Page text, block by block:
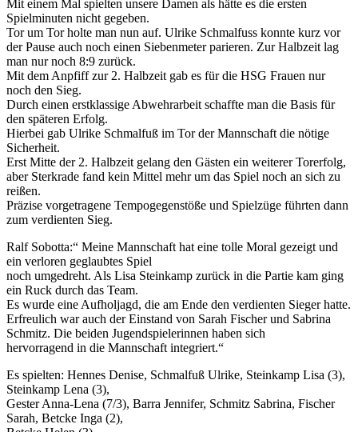
Mit einem Mal spielten unsere Damen als hätte es die ersten
Spielminuten nicht gegeben.
Tor um Tor holte man nun auf. Ulrike Schmalfuss konnte kurz vor
der Pause auch noch einen Siebenmeter parieren. Zur Halbzeit lag
man nur noch 8:9 zurück.
Mit dem Anpfiff zur 2. Halbzeit gab es für die HSG Frauen nur
noch den Sieg.
Durch einen erstklassige Abwehrarbeit schaffte man die Basis für
den späteren Erfolg.
Hierbei gab Ulrike Schmalfuß im Tor der Mannschaft die nötige
Sicherheit.
Erst Mitte der 2. Halbzeit gelang den Gästen ein weiterer Torerfolg,
aber Sterkrade fand kein Mittel mehr um das Spiel noch an sich zu
reißen.
Präzise vorgetragene Tempogegenstöße und Spielzüge führten dann
zum verdienten Sieg.
Ralf Sobotta:“ Meine Mannschaft hat eine tolle Moral gezeigt und
ein verloren geglaubtes Spiel
noch umgedreht. Als Lisa Steinkamp zurück in die Partie kam ging
ein Ruck durch das Team.
Es wurde eine Aufholjagd, die am Ende den verdienten Sieger hatte.
Erfreulich war auch der Einstand von Sarah Fischer und Sabrina
Schmitz. Die beiden Jugendspielerinnen haben sich
hervorragend in die Mannschaft integriert.“
Es spielten: Hennes Denise, Schmalfuß Ulrike, Steinkamp Lisa (3),
Steinkamp Lena (3),
Gester Anna-Lena (7/3), Barra Jennifer, Schmitz Sabrina, Fischer
Sarah, Betcke Inga (2),